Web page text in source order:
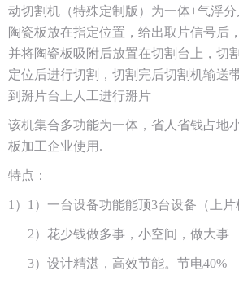
动切割机（特殊定制版）为一体+气浮
陶瓷板放在指定位置，给出取片信号后
并将陶瓷板吸附后放置在切割台上，切
定位后进行切割，切割完后切割机输送
到掰片台上人工进行掰片
该机集合多功能为一体，省人省钱占地
板加工企业使用.
特点：
1）1）一台设备功能能顶3台设备（上片
2）花少钱做多事，小空间，做大事
3）设计精湛，高效节能。节电40%